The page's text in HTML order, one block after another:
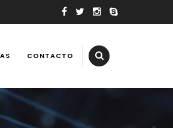
laptops y consolas de videojuegos,
CONTACTO